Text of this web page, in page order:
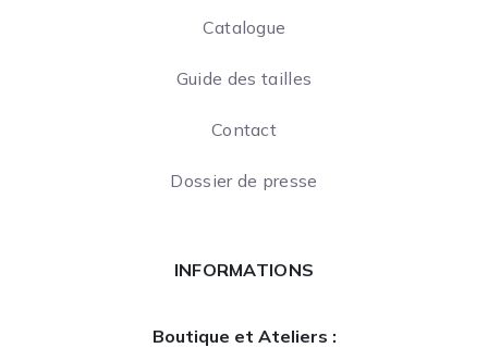
Catalogue
Guide des tailles
Contact
Dossier de presse
INFORMATIONS
Boutique et Ateliers :